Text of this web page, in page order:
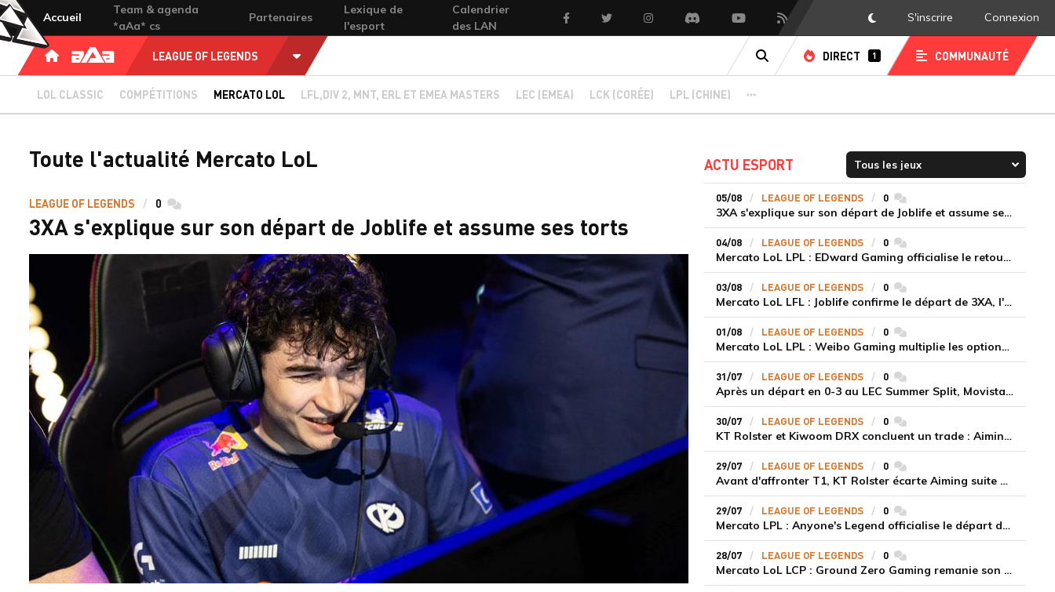
Accueil
Team & agenda
*aAa* cs
Partenaires
Lexique de
l'esport
Calendrier
des LAN
FacebookTwitter InstagramDiscord YoutubeFlux RSS DarkMode
S'inscrire Connexion
Accueil
LEAGUE OF LEGENDS Autres portails RECHERCHE
DIRECT 1 COMMUNAUTÉ
LOL CLASSIC COMPÉTITIONS MERCATO LOL LFL,DIV 2, MNT, ERL ET EMEA MASTERS LEC (EMEA) LCK (CORÉE) LPL (CHINE)
Toute l'actualité Mercato LoL
LEAGUE OF LEGENDS 0 commentaires
3XA s'explique sur son départ de Joblife et assume ses torts
ACTU ESPORT
05/08 LEAGUE OF LEGENDS 0commentaires
3XA s'explique sur son départ de Joblife et assume ses torts
04/08 LEAGUE OF LEGENDS 0commentaires
Mercato LoL LPL : EDward Gaming officialise le retour de Jiejie dans la jungle face à une saison critique
03/08 LEAGUE OF LEGENDS 0commentaires
Mercato LoL LFL : Joblife confirme le départ de 3XA, l'équipe lui a trouvé un remplaçant
01/08 LEAGUE OF LEGENDS 0commentaires
Mercato LoL LPL : Weibo Gaming multiplie les options en recrutant Moham au poste de support
31/07 LEAGUE OF LEGENDS 0commentaires
Après un départ en 0-3 au LEC Summer Split, Movistar KOI appelle NightSlayer en renfort à Berlin
30/07 LEAGUE OF LEGENDS 0commentaires
KT Rolster et Kiwoom DRX concluent un trade : Aiming et Jiwoo échangent leurs places
29/07 LEAGUE OF LEGENDS 0commentaires
Avant d'affronter T1, KT Rolster écarte Aiming suite à des problèmes internes et titularise FenRir
29/07 LEAGUE OF LEGENDS 0commentaires
Mercato LPL : Anyone's Legend officialise le départ de Flandre
28/07 LEAGUE OF LEGENDS 0commentaires
Mercato LoL LCP : Ground Zero Gaming remanie son roster avant le Split 3 avec les recrutements de Betty, Kaiwing et Uniboy